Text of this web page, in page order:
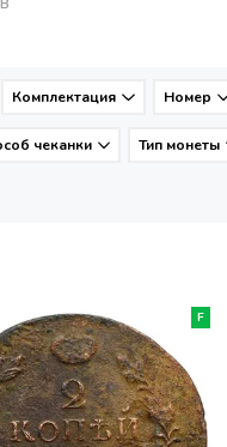
Комплектация Номер
чеканки Тип монеты
F